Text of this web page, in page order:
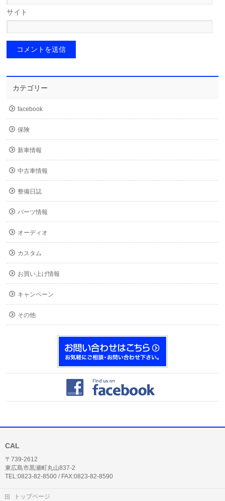
サイト
カテゴリー
facebook
保険
新車情報
中古車情報
整備日誌
パーツ情報
オーディオ
カスタム
お買い上げ情報
キャンペーン
その他
CAL
〒739-2612
東広島市黒瀬町丸山837-2
TEL:0823-82-8500 / FAX:0823-82-8590
トップページ